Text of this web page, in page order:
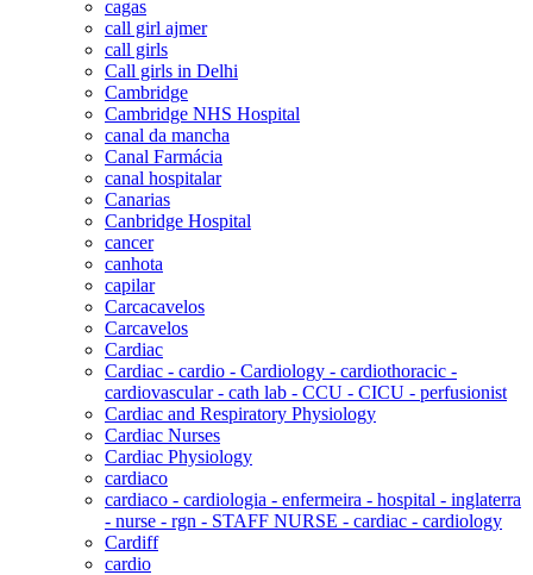
cagas
call girl ajmer
call girls
Call girls in Delhi
Cambridge
Cambridge NHS Hospital
canal da mancha
Canal Farmácia
canal hospitalar
Canarias
Canbridge Hospital
cancer
canhota
capilar
Carcacavelos
Carcavelos
Cardiac
Cardiac - cardio - Cardiology - cardiothoracic -
cardiovascular - cath lab - CCU - CICU - perfusionist
Cardiac and Respiratory Physiology
Cardiac Nurses
Cardiac Physiology
cardiaco
cardiaco - cardiologia - enfermeira - hospital - inglaterra
- nurse - rgn - STAFF NURSE - cardiac - cardiology
Cardiff
cardio